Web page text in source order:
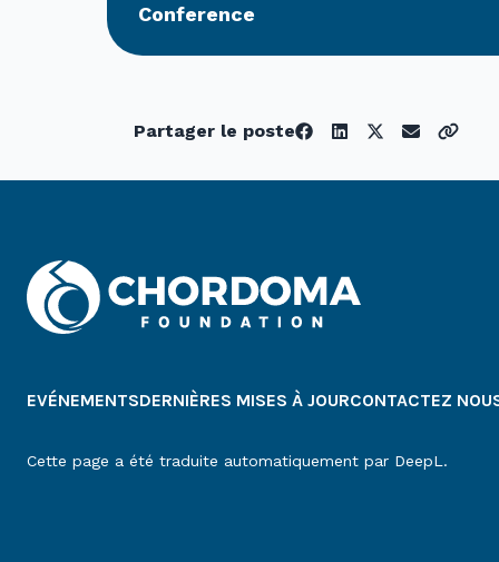
Conference
Partager le poste
EVÉNEMENTSDERNIÈRES MISES À JOURCONTACTEZ
Cette page a été traduite automatiquement par DeepL.